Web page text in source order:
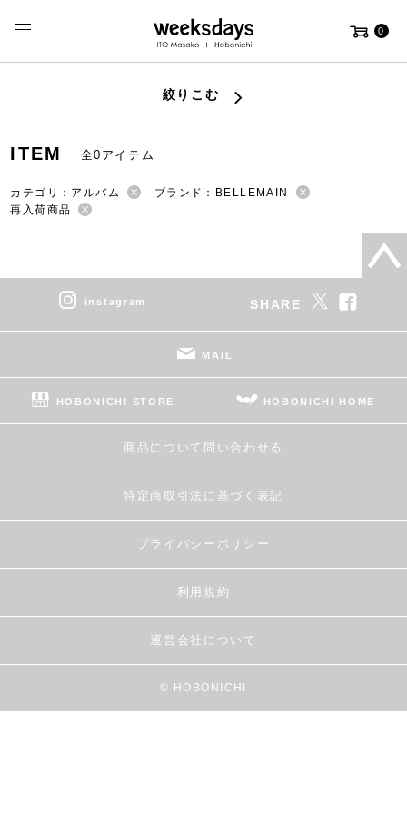
0
絞りこむ
ITEM 全0アイテム
カテゴリ：アルバム
ブランド：BELLEMAIN
再入荷商品
instagram SHARE
MAIL
HOBONICHI STORE HOBONICHI HOME
商品について問い合わせる
特定商取引法に基づく表記
プライバシーポリシー
利用規約
運営会社について
© HOBONICHI